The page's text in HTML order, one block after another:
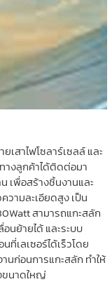
เสาไฟโซลาร์เซลล์ และ
งลูกค้าได้ติดต่อมา
เพื่อสร้างชิ้นงานและ
ามละเอียดสูง เป็น
สามารถแกะสลัก
นย้ายได้ และระบบ
ที่เลเซอร์ได้เร็วโดย
นก่อนการแกะสลัก ทำให้
ขนาดใหญ่